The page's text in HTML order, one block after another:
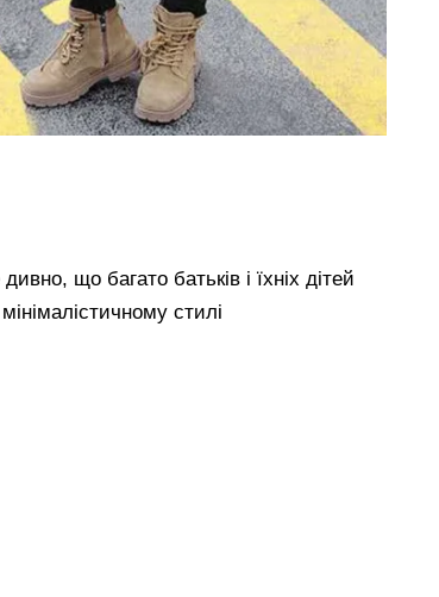
що багато батьків і їхніх дітей
стилі